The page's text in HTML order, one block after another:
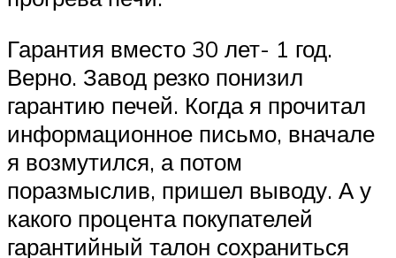
Гарантия вместо 30 лет- 1 год.
Верно. Завод резко понизил
гарантию печей. Когда я прочитал
информационное письмо, вначале
я возмутился, а потом
поразмыслив, пришел выводу. А у
какого процента покупателей
гарантийный талон сохраниться